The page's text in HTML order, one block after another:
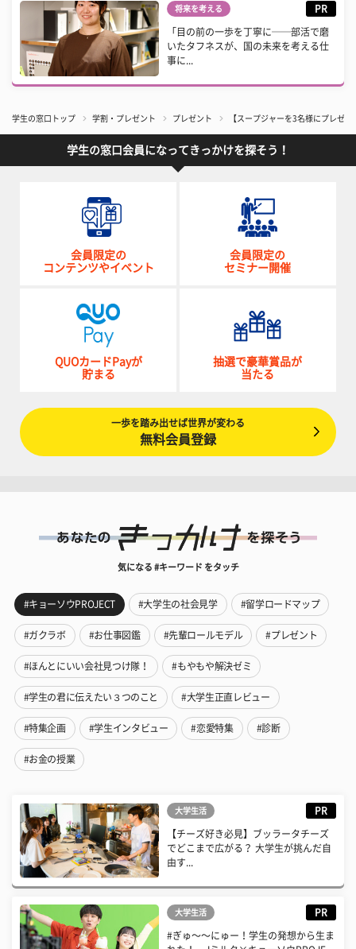
将来を考える PR
「目の前の一歩を丁寧に──部活で磨
いたタフネスが、国の未来を考える仕
事に...
学生の窓口トップ 学割・プレゼント プレゼント 【スープジャーを3名様にプレゼ
学生の窓口会員になってきっかけを探そう！
会員限定の
コンテンツやイベント
会員限定の
セミナー開催
QUOカードPayが
貯まる
抽選で豪華賞品が
当たる
一歩を踏み出せば世界が変わる
無料会員登録
気になる #キーワード をタッチ
#キョーソウPROJECT #大学生の社会見学 #留学ロードマップ
#ガクラボ #お仕事図鑑 #先輩ロールモデル #プレゼント
#ほんとにいい会社見つけ隊！ #もやもや解決ゼミ
#学生の君に伝えたい３つのこと #大学生正直レビュー
#特集企画 #学生インタビュー #恋愛特集 #診断
#お金の授業
大学生活 PR
【チーズ好き必見】ブッラータチーズ
でどこまで広がる？ 大学生が挑んだ自
由す...
大学生活 PR
#ぎゅ〜〜にゅー！学生の発想から生ま